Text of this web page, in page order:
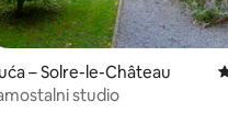
4,98/5, recenzija: 45
– Solre-le-Château
studio